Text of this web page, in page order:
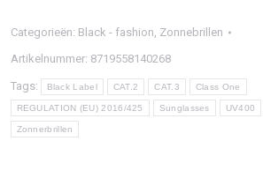
Categorieën: Black - fashion, Zonnebrillen
Artikelnummer: 8719558140268
Tags: Black Label CAT.2 CAT.3 Class One
REGULATION (EU) 2016/425 Sunglasses UV400
Zonnerbrillen